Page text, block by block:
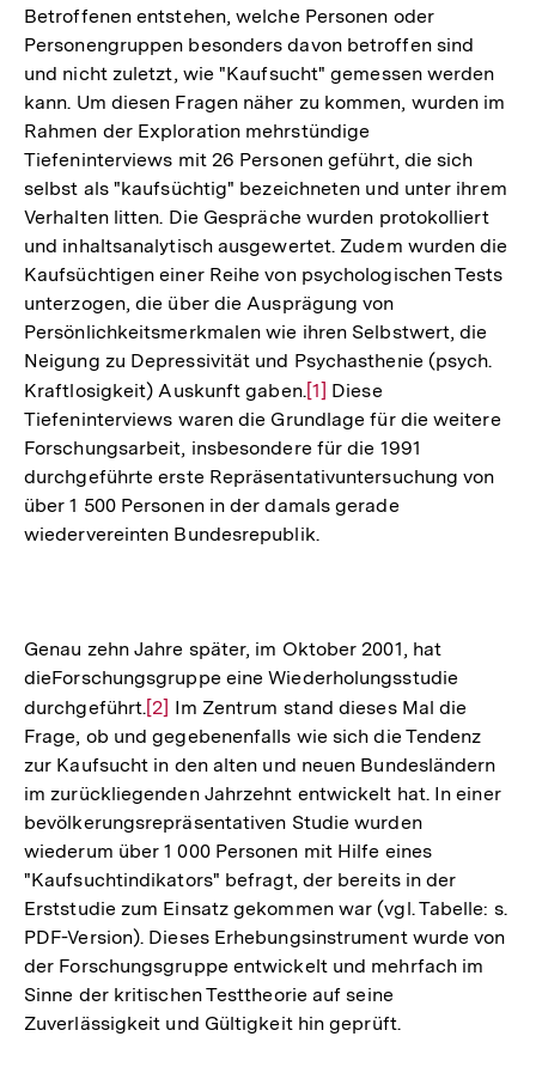
Betroffenen entstehen, welche Personen oder
Personengruppen besonders davon betroffen sind
und nicht zuletzt, wie "Kaufsucht" gemessen werden
kann. Um diesen Fragen näher zu kommen, wurden im
Rahmen der Exploration mehrstündige
Tiefeninterviews mit 26 Personen geführt, die sich
selbst als "kaufsüchtig" bezeichneten und unter ihrem
Verhalten litten. Die Gespräche wurden protokolliert
und inhaltsanalytisch ausgewertet. Zudem wurden die
Kaufsüchtigen einer Reihe von psychologischen Tests
unterzogen, die über die Ausprägung von
Persönlichkeitsmerkmalen wie ihren Selbstwert, die
Neigung zu Depressivität und Psychasthenie (psych.
Kraftlosigkeit) Auskunft gaben.Zur
Auflösung
der
Fußnote
[1] Diese
Tiefeninterviews waren die Grundlage für die weitere
Forschungsarbeit, insbesondere für die 1991
durchgeführte erste Repräsentativuntersuchung von
über 1 500 Personen in der damals gerade
wiedervereinten Bundesrepublik.
Genau zehn Jahre später, im Oktober 2001, hat
dieForschungsgruppe eine Wiederholungsstudie
durchgeführt.Zur
Auflösung
der
Fußnote
[2] Im Zentrum stand dieses Mal die
Frage, ob und gegebenenfalls wie sich die Tendenz
zur Kaufsucht in den alten und neuen Bundesländern
im zurückliegenden Jahrzehnt entwickelt hat. In einer
bevölkerungsrepräsentativen Studie wurden
wiederum über 1 000 Personen mit Hilfe eines
"Kaufsuchtindikators" befragt, der bereits in der
Erststudie zum Einsatz gekommen war (vgl. Tabelle: s.
PDF-Version). Dieses Erhebungsinstrument wurde von
der Forschungsgruppe entwickelt und mehrfach im
Sinne der kritischen Testtheorie auf seine
Zuverlässigkeit und Gültigkeit hin geprüft.